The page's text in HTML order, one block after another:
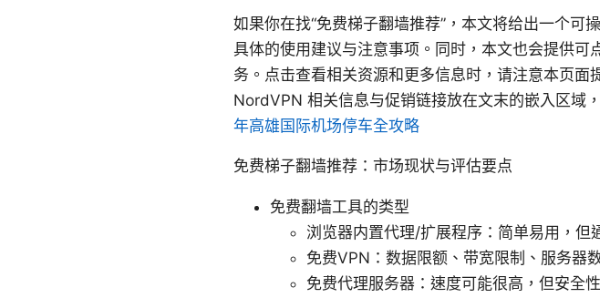
如果你在找“免费梯子翻墙推荐”，本文将给出一个
具体的使用建议与注意事项。同时，本文也会提供
务。点击查看相关资源和更多信息时，请注意本页面
NordVPN 相关信息与促销链接放在文末的嵌入区域
年高雄国际机场停车全攻略
免费梯子翻墙推荐：市场现状与评估要点
免费翻墙工具的类型
浏览器内置代理/扩展程序：简单易用，但
免费VPN：数据限额、带宽限制、服务器
免费代理服务器：速度可能很高，但安全